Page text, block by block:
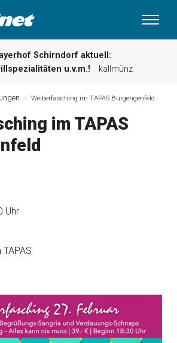
Schirndorf aktuell:
u.v.m.!
kallmünz
mehr …
burglengenfeld
kommentare & serien &
Fischladen: Unser aktuelles
Hummel: Aktuelles
Weiberfasching im TAPAS Burgengenfeld
im TAPAS
Uhr